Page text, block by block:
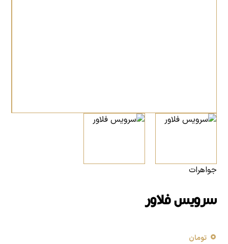
جواهرات
سرویس فلاور
0 تومان